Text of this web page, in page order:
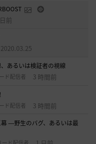
前
2020.03.25
あるいは検証者の視線
ド配信者 3 時間前
ド配信者 3 時間前
幕 ―野生のバグ、あるいは最
ド配信者 1 日前